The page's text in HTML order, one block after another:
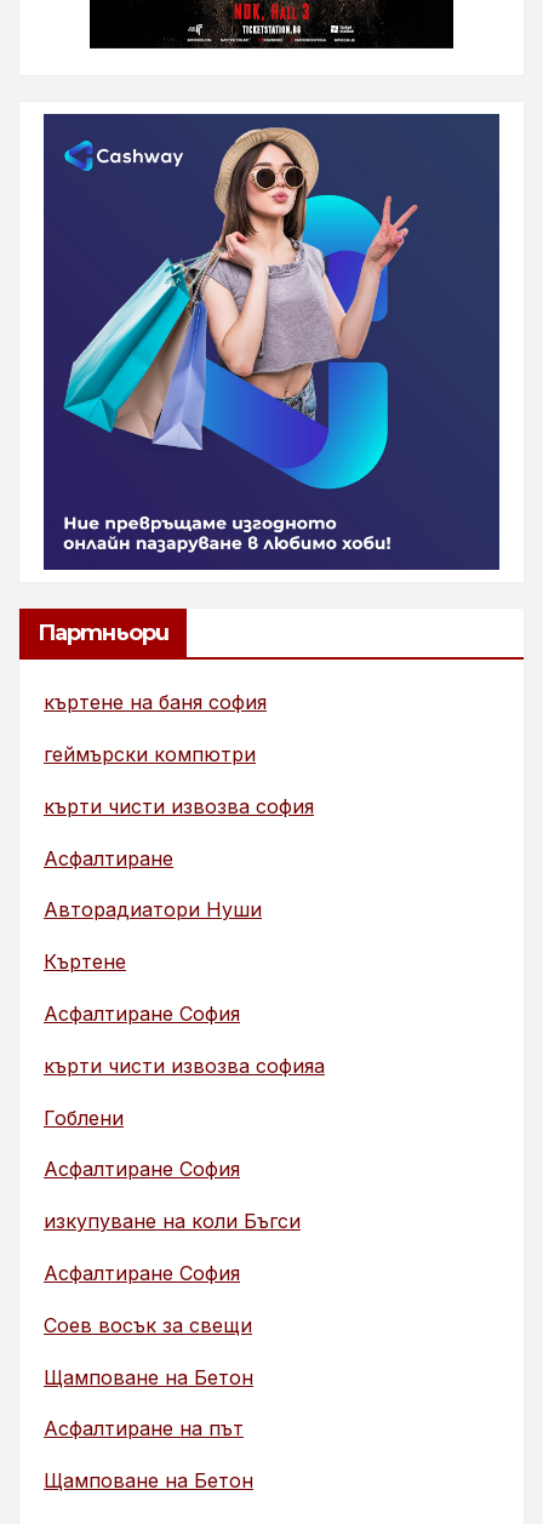
Партньори
къртене на баня софия
геймърски компютри
кърти чисти извозва софия
Асфалтиране
Авторадиатори Нуши
Къртене
Асфалтиране София
кърти чисти извозва софияа
Гоблени
Асфалтиране София
изкупуване на коли Бъгси
Асфалтиране София
Соев восък за свещи
Щамповане на Бетон
Асфалтиране на път
Щамповане на Бетон